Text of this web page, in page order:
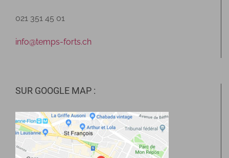
021 351 45 01
info@temps-forts.ch
SUR GOOGLE MAP :